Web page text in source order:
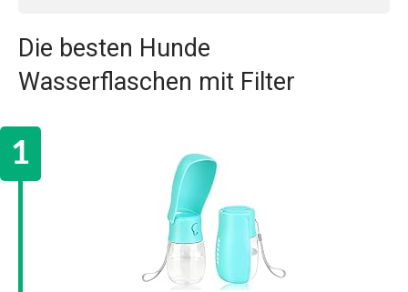
Die besten Hunde
Wasserflaschen mit Filter